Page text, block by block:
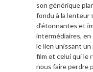
son générique
fondu à la lenteur
d’étonnantes et
intermédiaires,
le lien unissant
film et celui qui le
nous faire perdre